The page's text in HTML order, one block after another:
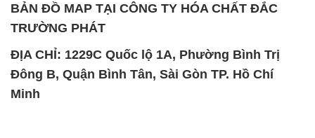
BẢN ĐỒ MAP TẠI CÔNG TY HÓA CHẤT ĐẮC
TRƯỜNG PHÁT
ĐỊA CHỈ: 1229C Quốc lộ 1A, Phường Bình Trị
Đông B, Quận Bình Tân, Sài Gòn TP. Hồ Chí
Minh